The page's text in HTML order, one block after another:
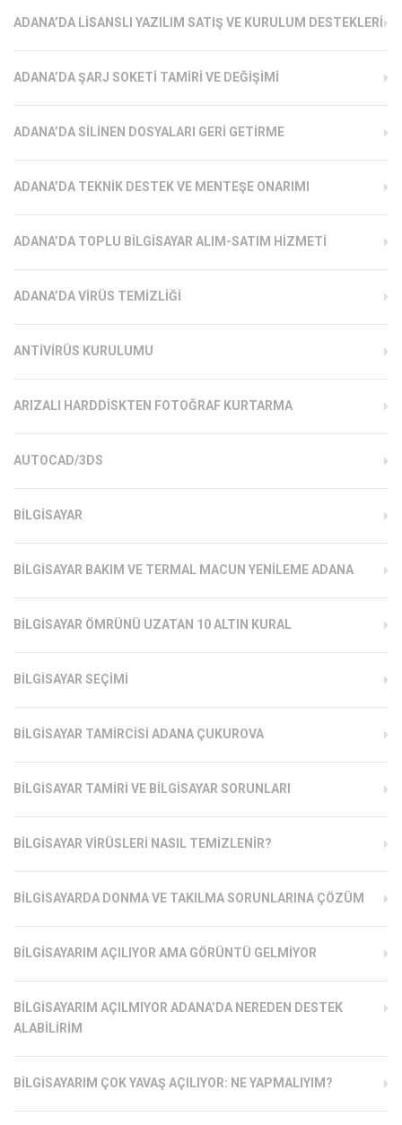
ADANA’DA LISANSLI YAZILIM SATIŞ VE KURULUM DESTEKLERI
ADANA’DA ŞARJ SOKETI TAMIRI VE DEĞIŞIMI
ADANA’DA SILINEN DOSYALARI GERI GETIRME
ADANA’DA TEKNIK DESTEK VE MENTEŞE ONARIMI
ADANA’DA TOPLU BILGISAYAR ALIM-SATIM HIZMETI
ADANA’DA VIRÜS TEMIZLIĞI
ANTIVIRÜS KURULUMU
ARIZALI HARDDISKTEN FOTOĞRAF KURTARMA
AUTOCAD/3DS
BILGISAYAR
BILGISAYAR BAKIM VE TERMAL MACUN YENILEME ADANA
BILGISAYAR ÖMRÜNÜ UZATAN 10 ALTIN KURAL
BILGISAYAR SEÇIMI
BILGISAYAR TAMIRCISI ADANA ÇUKUROVA
BILGISAYAR TAMIRI VE BILGISAYAR SORUNLARI
BILGISAYAR VIRÜSLERI NASIL TEMIZLENIR?
BILGISAYARDA DONMA VE TAKILMA SORUNLARINA ÇÖZÜM
BILGISAYARIM AÇILIYOR AMA GÖRÜNTÜ GELMIYOR
BILGISAYARIM AÇILMIYOR ADANA’DA NEREDEN DESTEK
ALABILIRIM
BILGISAYARIM ÇOK YAVAŞ AÇILIYOR: NE YAPMALIYIM?